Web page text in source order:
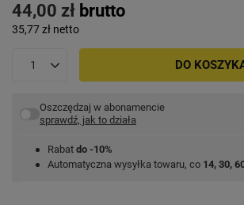
44,00 zł brutto
35,77 zł netto
DO
Oszczędzaj w abonamencie
sprawdź, jak to działa
Rabat do -10%
Automatyczna wysyłka towaru, co 14, 30,